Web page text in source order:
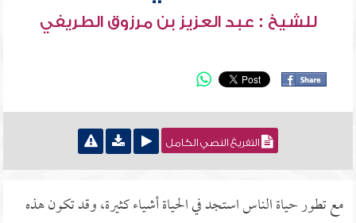
للشيخ : عبد العزيز بن مرزوق الطريفي
التفريغ النصي الكامل
مع تطور حياة الناس استجد في الحياة أشياء كثيرة، وقد تكون هذه